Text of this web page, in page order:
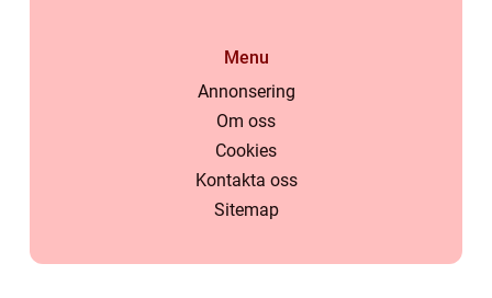
Menu
Annonsering
Om oss
Cookies
Kontakta oss
Sitemap